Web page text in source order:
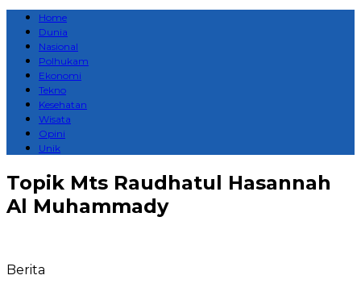
Home
Dunia
Nasional
Polhukam
Ekonomi
Tekno
Kesehatan
Wisata
Opini
Unik
Topik Mts Raudhatul Hasannah
Al Muhammady
Berita